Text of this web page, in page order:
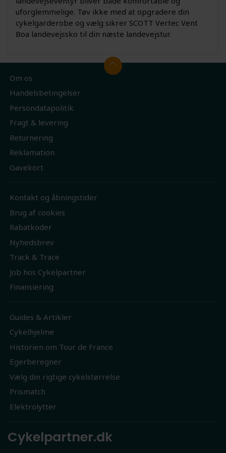
uforglemmelige. Tøv ikke med at opgradere din
cykelgarderobe og vælg sikrer SCOTT Vertec Vent
Boa landevejssko til din næste landevejstur.
Om os
Handelsbetingelser
Persondatapolitik
Fragt & levering
Returnering
Reklamation
Gavekort
Kontakt og åbningstider
Brug af cookies
Rabatkoder
Nyhedsbrev
Track & Trace
Job hos Cykelpartner
Finansiering
Guides & Artikler
Cykelhjelme
Historien om Tour de France
Egerberegner
Vælg din rigtige cykelstørrelse
Prismatch
Elektrolytter
Cykelpartner.dk